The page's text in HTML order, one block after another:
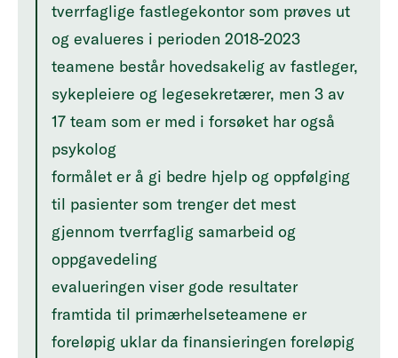
tverrfaglige fastlegekontor som prøves ut
og evalueres i perioden 2018-2023
teamene består hovedsakelig av fastleger,
sykepleiere og legesekretærer, men 3 av
17 team som er med i forsøket har også
psykolog
formålet er å gi bedre hjelp og oppfølging
til pasienter som trenger det mest
gjennom tverrfaglig samarbeid og
oppgavedeling
evalueringen viser gode resultater
framtida til primærhelseteamene er
foreløpig uklar da finansieringen foreløpig